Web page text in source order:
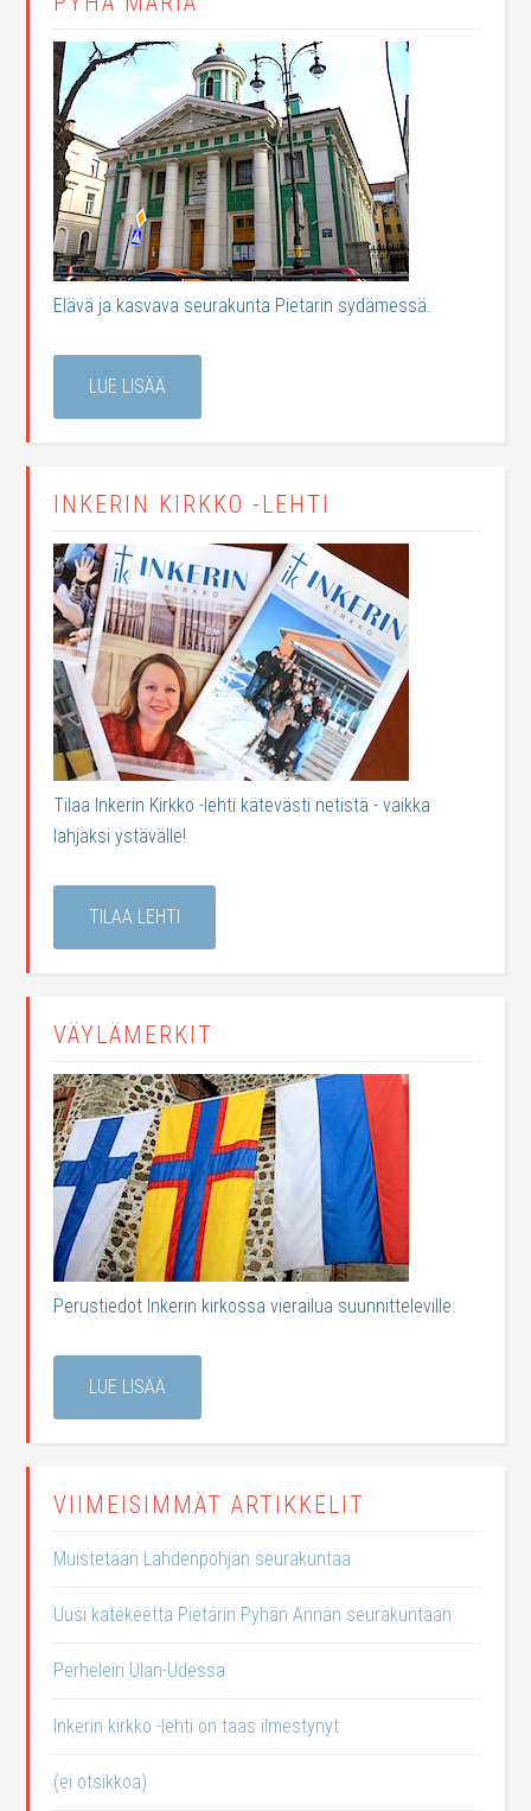
Elävä ja kasvava seurakunta Pietarin sydämessä.
LUE LISÄÄ
INKERIN KIRKKO -LEHTI
Tilaa Inkerin Kirkko -lehti kätevästi netistä - vaikka
lahjaksi ystävälle!
TILAA LEHTI
VÄYLÄMERKIT
Perustiedot Inkerin kirkossa vierailua suunnitteleville.
LUE LISÄÄ
VIIMEISIMMÄT ARTIKKELIT
Muistetaan Lahdenpohjan seurakuntaa
Uusi katekeetta Pietarin Pyhän Annan seurakuntaan
Perheleiri Ulan-Udessa
Inkerin kirkko -lehti on taas ilmestynyt
(ei otsikkoa)